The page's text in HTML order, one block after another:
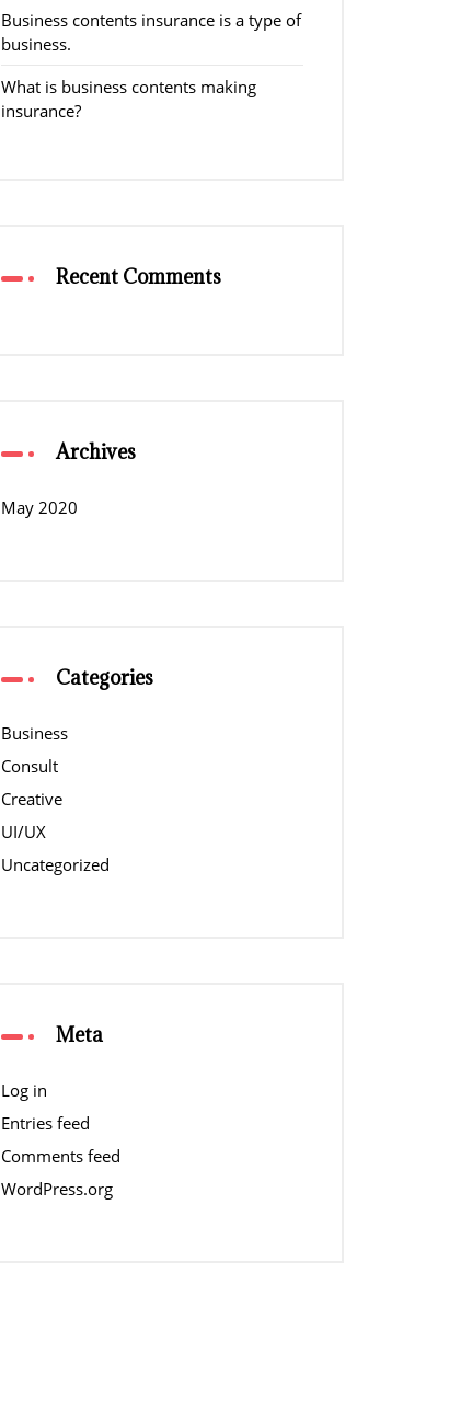
Business contents insurance is a type of
business.
What is business contents making
insurance?
Recent Comments
Archives
May 2020
Categories
Business
Consult
Creative
UI/UX
Uncategorized
Meta
Log in
Entries feed
Comments feed
WordPress.org